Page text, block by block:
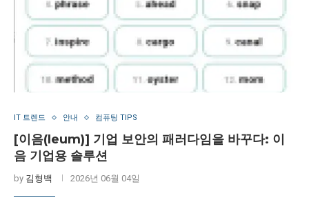
IT 트렌드 안내 컴퓨팅 TIPS
[이음(Ieum)] 기업 보안의 패러다임을 바꾸다: 이
음 기업용 솔루션
by 김형백 2026년 06월 04일